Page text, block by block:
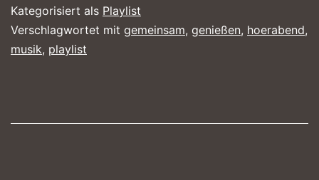
Kategorisiert als Playlist
Verschlagwortet mit gemeinsam, genießen, hoerabend,
musik, playlist